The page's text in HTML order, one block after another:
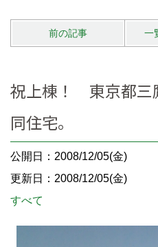
前の記事 一
祝上棟！ 東京都三
同住宅。
公開日：2008/12/05(金)
更新日：2008/12/05(金)
すべて